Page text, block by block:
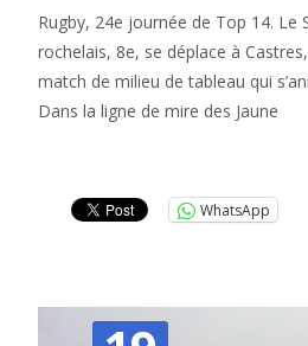
Rugby, 24e journée de Top 14. Le
rochelais, 8e, se déplace à
match de milieu de tableau qui
Dans la ligne de mire des Jaune
WhatsApp